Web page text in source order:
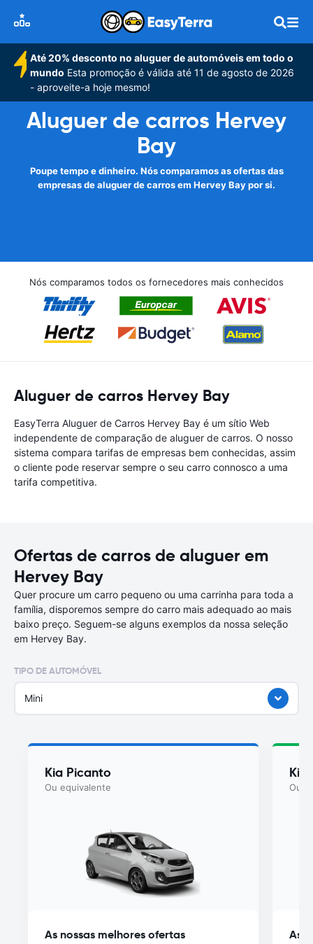
Até 20% desconto no aluguer de automóveis em todo o
mundo Esta promoção é válida até 11 de agosto de 2026
- aproveite-a hoje mesmo!
Aluguer de carros Hervey
Bay
Poupe tempo e dinheiro. Nós comparamos as ofertas das
empresas de aluguer de carros em Hervey Bay por si.
Nós comparamos todos os fornecedores mais conhecidos
Aluguer de carros Hervey Bay
EasyTerra Aluguer de Carros Hervey Bay é um sítio Web
independente de comparação de aluguer de carros. O nosso
sistema compara tarifas de empresas bem conhecidas, assim
o cliente pode reservar sempre o seu carro connosco a uma
tarifa competitiva.
Ofertas de carros de aluguer em
Hervey Bay
Quer procure um carro pequeno ou uma carrinha para toda a
família, disporemos sempre do carro mais adequado ao mais
baixo preço. Seguem-se alguns exemplos da nossa seleção
em Hervey Bay.
TIPO DE AUTOMÓVEL
Mini
Kia Picanto
Ou equivalente
As nossas melhores ofertas
Kia
Ou
As